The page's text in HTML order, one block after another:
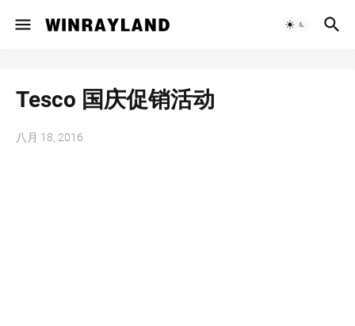
Tesco 国庆促销活动
八月 18, 2016